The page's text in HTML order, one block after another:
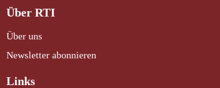
Über RTI
Über uns
Newsletter abonnieren
Links